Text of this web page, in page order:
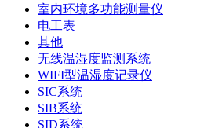
室内环境多功能测量仪
电工表
其他
无线温湿度监测系统
WIFI型温湿度记录仪
SIC系统
SIB系统
SID系统